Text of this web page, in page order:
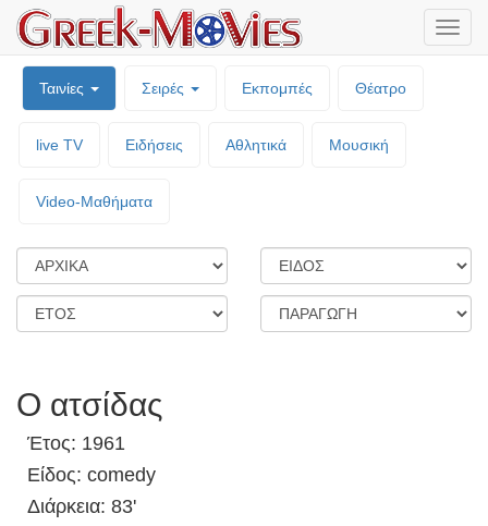
Ταινίες Σειρές Εκπομπές Θέατρο
live TV Ειδήσεις Αθλητικά Μουσική
Video-Mαθήματα
Ο ατσίδας
Έτος: 1961
Είδος: comedy
Διάρκεια: 83'